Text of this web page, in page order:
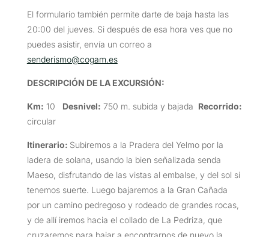
El formulario también permite darte de baja hasta las
20:00 del jueves. Si después de esa hora ves que no
puedes asistir, envía un correo a
senderismo@cogam.es
DESCRIPCIÓN DE LA EXCURSIÓN:
Km: 10 Desnivel: 750 m. subida y bajada Recorrido:
circular
Itinerario: Subiremos a la Pradera del Yelmo por la
ladera de solana, usando la bien señalizada senda
Maeso, disfrutando de las vistas al embalse, y del sol si
tenemos suerte. Luego bajaremos a la Gran Cañada
por un camino pedregoso y rodeado de grandes rocas,
y de allí iremos hacia el collado de La Pedriza, que
cruzaremos para bajar a encontrarnos de nuevo la